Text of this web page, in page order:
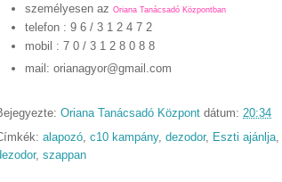
személyesen az Oriana Tanácsadó Központban
telefon : 9 6 / 3 1 2 4 7 2
mobil : 7 0 / 3 1 2 8 0 8 8
mail: orianagyor@gmail.com
Oriana Tanácsadó Központ dátum: 20:34
alapozó, c10 kampány, dezodor, Eszti ajánlja,
, szappan